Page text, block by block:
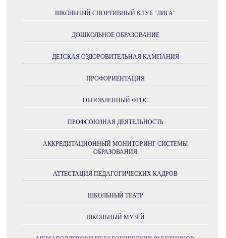
ШКОЛЬНЫЙ СПОРТИВНЫЙ КЛУБ "ЛИГА"
ДОШКОЛЬНОЕ ОБРАЗОВАНИЕ
ДЕТСКАЯ ОЗДОРОВИТЕЛЬНАЯ КАМПАНИЯ
ПРОФОРИЕНТАЦИЯ
ОБНОВЛЕННЫЙ ФГОС
ПРОФСОЮЗНАЯ ДЕЯТЕЛЬНОСТЬ
АККРЕДИТАЦИОННЫЙ МОНИТОРИНГ СИСТЕМЫ
ОБРАЗОВАНИЯ
АТТЕСТАЦИЯ ПЕДАГОГИЧЕСКИХ КАДРОВ
ШКОЛЬНЫЙ ТЕАТР
ШКОЛЬНЫЙ МУЗЕЙ